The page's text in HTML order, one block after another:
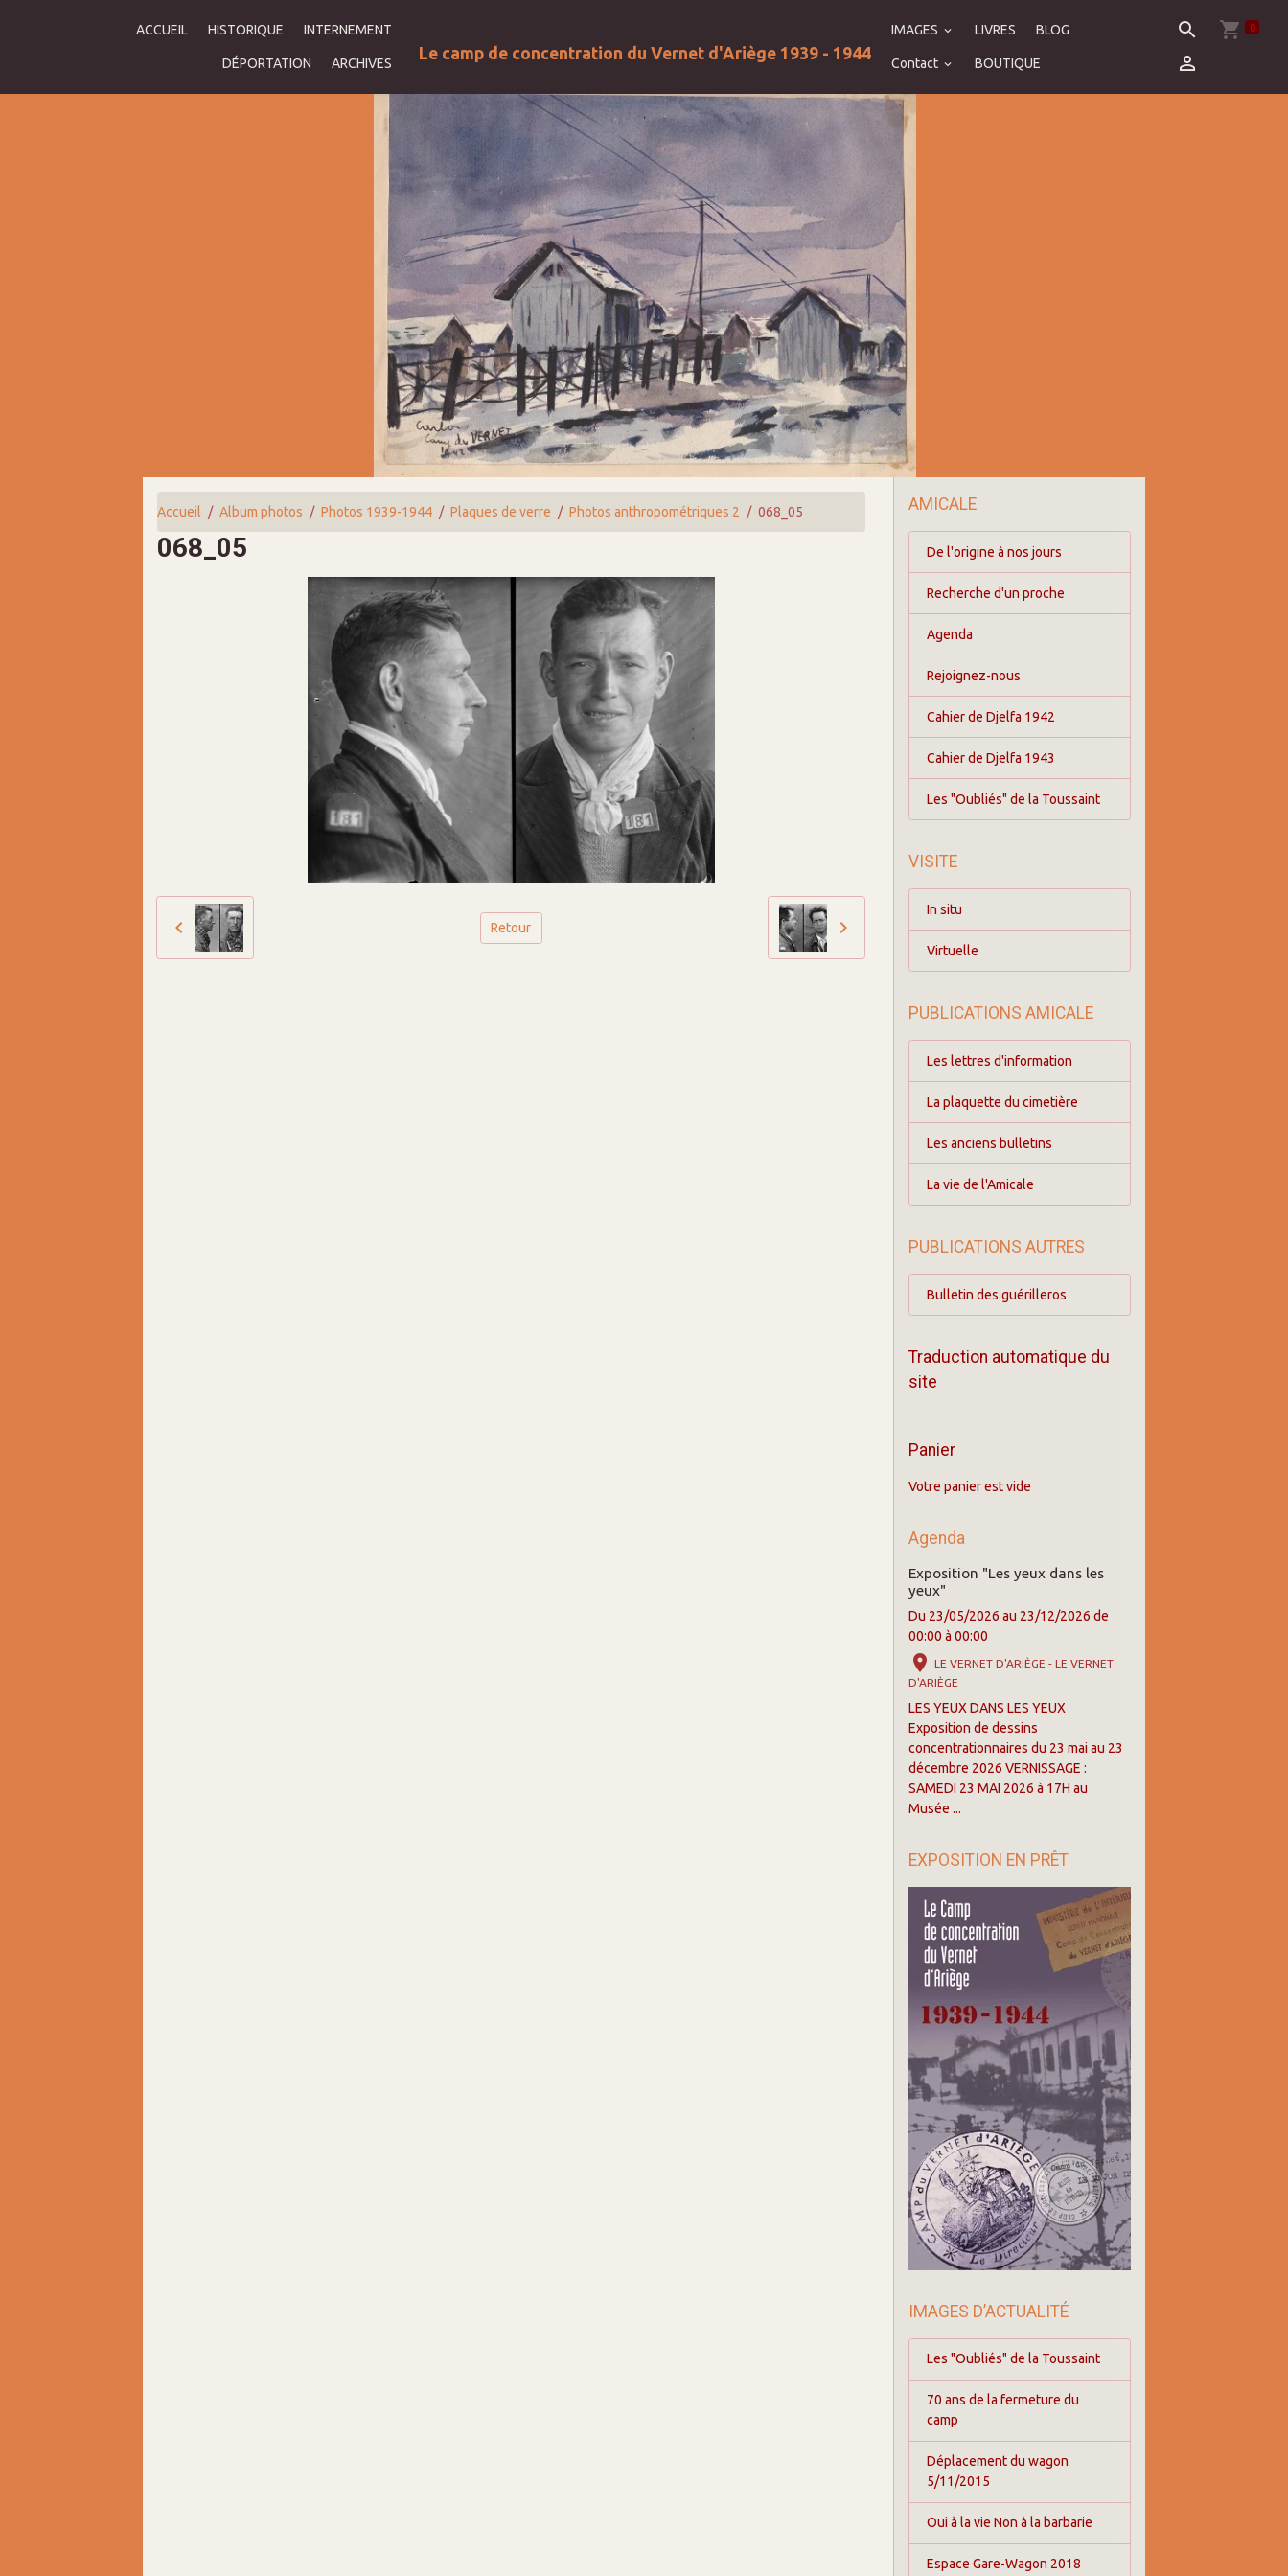
ACCUEIL HISTORIQUE INTERNEMENT
DÉPORTATION ARCHIVES
Le camp de concentration du Vernet d'Ariège 1939 - 1944
IMAGES LIVRES BLOG
Contact BOUTIQUE
0
Accueil Album photos Photos 1939-1944 Plaques de verre Photos anthropométriques 2 068_05
068_05
Retour
AMICALE
De l'origine à nos jours
Recherche d'un proche
Agenda
Rejoignez-nous
Cahier de Djelfa 1942
Cahier de Djelfa 1943
Les "Oubliés" de la Toussaint
VISITE
In situ
Virtuelle
PUBLICATIONS AMICALE
Les lettres d'information
La plaquette du cimetière
Les anciens bulletins
La vie de l'Amicale
PUBLICATIONS AUTRES
Bulletin des guérilleros
Traduction automatique du
site
Panier
Votre panier est vide
Agenda
Exposition "Les yeux dans les
yeux"
Du 23/05/2026 au 23/12/2026 de
00:00 à 00:00
LE VERNET D'ARIÈGE - LE VERNET
D'ARIÈGE
LES YEUX DANS LES YEUX
Exposition de dessins
concentrationnaires du 23 mai au 23
décembre 2026 VERNISSAGE :
SAMEDI 23 MAI 2026 à 17H au
Musée ...
EXPOSITION EN PRÊT
IMAGES D’ACTUALITÉ
Les "Oubliés" de la Toussaint
70 ans de la fermeture du
camp
Déplacement du wagon
5/11/2015
Oui à la vie Non à la barbarie
Espace Gare-Wagon 2018